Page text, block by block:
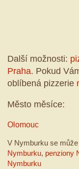
Další možnosti:
Praha. Pokud
oblíbená pizzerie
Město měsíce:
Olomouc
V Nymburku se
Nymburku, penziony
Nymburku